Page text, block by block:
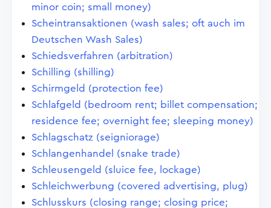
minor coin; small money)
Scheintransaktionen (wash sales; oft auch im
Deutschen Wash Sales)
Schiedsverfahren (arbitration)
Schilling (shilling)
Schirmgeld (protection fee)
Schlafgeld (bedroom rent; billet compensation;
residence fee; overnight fee; sleeping money)
Schlagschatz (seigniorage)
Schlangenhandel (snake trade)
Schleusengeld (sluice fee, lockage)
Schleichwerbung (covered advertising, plug)
Schlusskurs (closing range; closing price;